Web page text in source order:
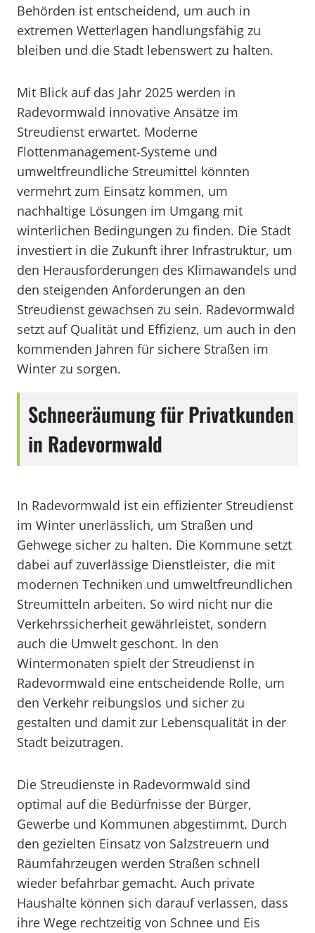
Behörden ist entscheidend, um auch in
extremen Wetterlagen handlungsfähig zu
bleiben und die Stadt lebenswert zu halten.
Mit Blick auf das Jahr 2025 werden in
Radevormwald innovative Ansätze im
Streudienst erwartet. Moderne
Flottenmanagement-Systeme und
umweltfreundliche Streumittel könnten
vermehrt zum Einsatz kommen, um
nachhaltige Lösungen im Umgang mit
winterlichen Bedingungen zu finden. Die Stadt
investiert in die Zukunft ihrer Infrastruktur, um
den Herausforderungen des Klimawandels und
den steigenden Anforderungen an den
Streudienst gewachsen zu sein. Radevormwald
setzt auf Qualität und Effizienz, um auch in den
kommenden Jahren für sichere Straßen im
Winter zu sorgen.
Schneeräumung für Privatkunden
in Radevormwald
In Radevormwald ist ein effizienter Streudienst
im Winter unerlässlich, um Straßen und
Gehwege sicher zu halten. Die Kommune setzt
dabei auf zuverlässige Dienstleister, die mit
modernen Techniken und umweltfreundlichen
Streumitteln arbeiten. So wird nicht nur die
Verkehrssicherheit gewährleistet, sondern
auch die Umwelt geschont. In den
Wintermonaten spielt der Streudienst in
Radevormwald eine entscheidende Rolle, um
den Verkehr reibungslos und sicher zu
gestalten und damit zur Lebensqualität in der
Stadt beizutragen.
Die Streudienste in Radevormwald sind
optimal auf die Bedürfnisse der Bürger,
Gewerbe und Kommunen abgestimmt. Durch
den gezielten Einsatz von Salzstreuern und
Räumfahrzeugen werden Straßen schnell
wieder befahrbar gemacht. Auch private
Haushalte können sich darauf verlassen, dass
ihre Wege rechtzeitig von Schnee und Eis